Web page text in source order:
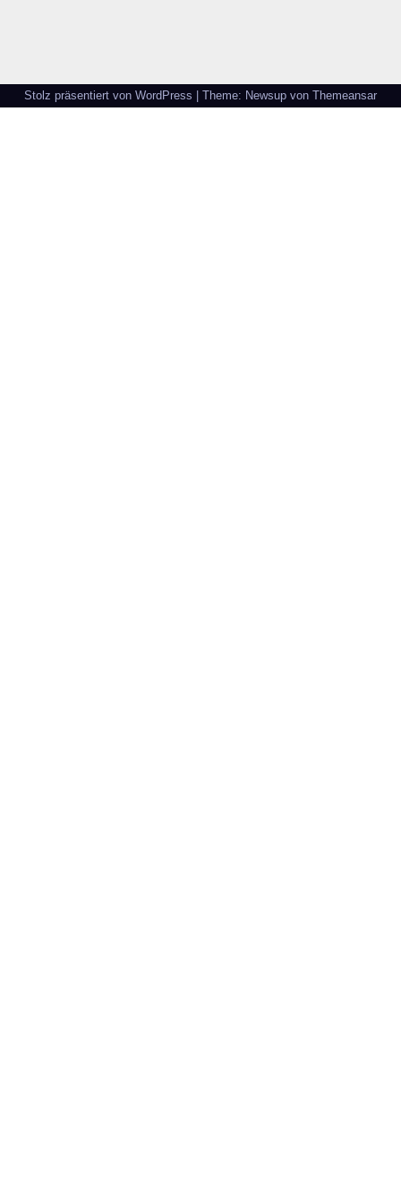
Stolz präsentiert von WordPress Theme: Newsup von Themeansar